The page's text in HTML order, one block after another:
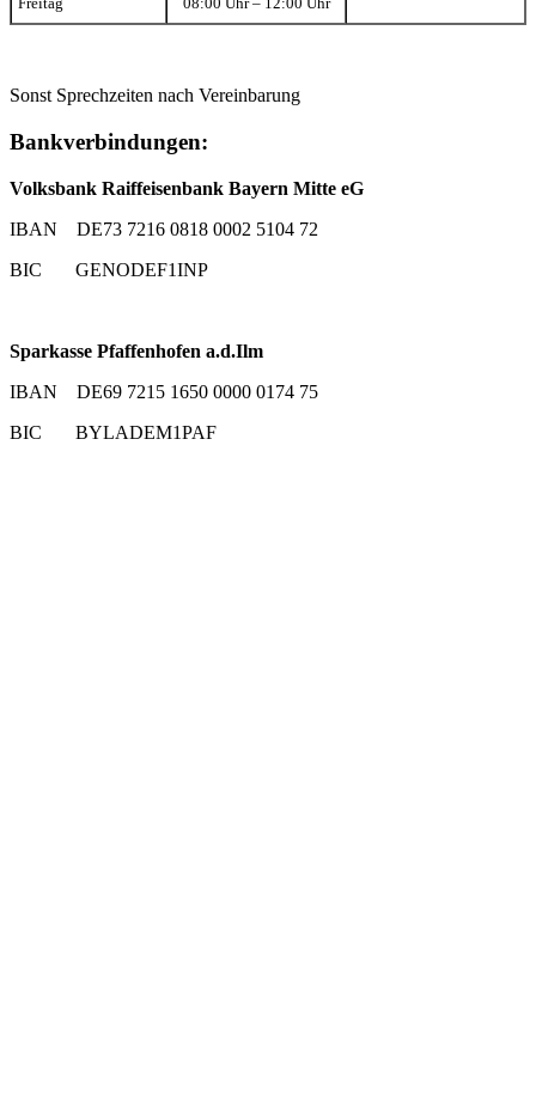
Freitag 08:00 Uhr – 12:00 Uhr
Sonst Sprechzeiten nach Vereinbarung
Bankverbindungen:
Volksbank Raiffeisenbank Bayern Mitte eG
IBAN DE73 7216 0818 0002 5104 72
BIC GENODEF1INP
Sparkasse Pfaffenhofen a.d.Ilm
IBAN DE69 7215 1650 0000 0174 75
BIC BYLADEM1PAF